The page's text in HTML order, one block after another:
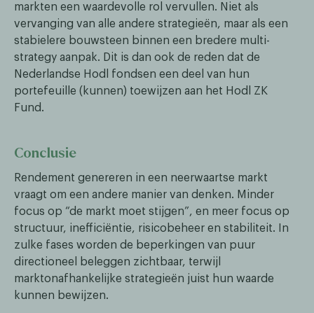
markten een waardevolle rol vervullen. Niet als
vervanging van alle andere strategieën, maar als een
stabielere bouwsteen binnen een bredere multi-
strategy aanpak. Dit is dan ook de reden dat de
Nederlandse Hodl fondsen een deel van hun
portefeuille (kunnen) toewijzen aan het Hodl ZK
Fund.
Conclusie
Rendement genereren in een neerwaartse markt
vraagt om een andere manier van denken. Minder
focus op “de markt moet stijgen”, en meer focus op
structuur, inefficiëntie, risicobeheer en stabiliteit. In
zulke fases worden de beperkingen van puur
directioneel beleggen zichtbaar, terwijl
marktonafhankelijke strategieën juist hun waarde
kunnen bewijzen.